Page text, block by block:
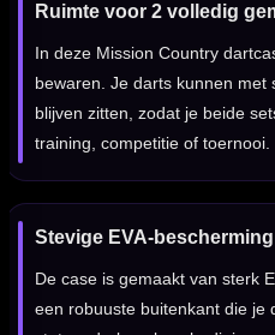
Ruimte voor 2 volledig
In deze Mission Country
bewaren. Je darts kunnen met
blijven zitten, zodat je beide
training, competitie of toernooi.
Stevige EVA-bescherming
De case is gemaakt van sterk
een robuuste buitenkant die je